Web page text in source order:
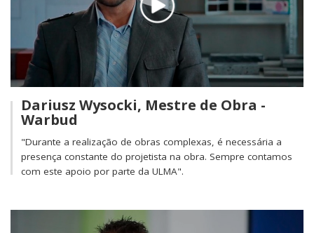
Dariusz Wysocki, Mestre de Obra -
Warbud
"Durante a realização de obras complexas, é necessária a
presença constante do projetista na obra. Sempre contamos
com este apoio por parte da ULMA".